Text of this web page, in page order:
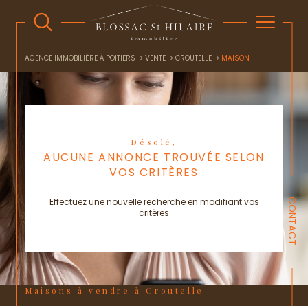
CONTACT
AGENCE IMMOBILIÈRE À POITIERS VENTE CROUTELLE MAISON
Désolé,
AUCUNE ANNONCE TROUVÉE SELON
VOS CRITÈRES
Effectuez une nouvelle recherche en modifiant vos
critères
Maisons à vendre à Croutelle